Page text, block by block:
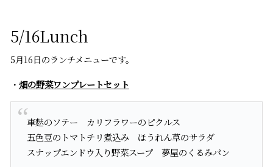
5/16Lunch
5月16日のランチメニューです。
・ 畑の野菜ワンプレートセット
車麩のソテー カリフラワーのピクルス
五色豆のトマトチリ煮込み ほうれん草のサラダ
スナップエンドウ入り野菜スープ 夢屋のくるみパン